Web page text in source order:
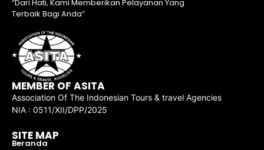
“Dari Hati, Kami Memberikan Pelayanan Yang
Terbaik Bagi Anda”
MEMBER OF ASITA
Association Of The Indonesian Tours & travel Agencies
NIA : 0511/XII/DPP/2025
SITE MAP
Beranda